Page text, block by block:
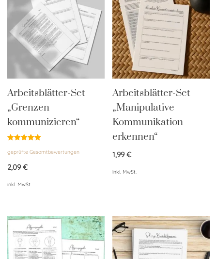
Arbeitsblätter-Set
„Grenzen
kommunizieren“
mit
von 5
geprüfte Gesamtbewertungen
2,09€
inkl. MwSt.
Arbeitsblätter-Set
„Manipulative
Kommunikation
erkennen“
1,99€
inkl. MwSt.